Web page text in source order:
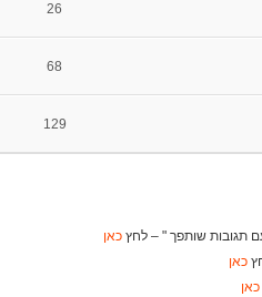
26
68
129
כאן
כאן
כאן